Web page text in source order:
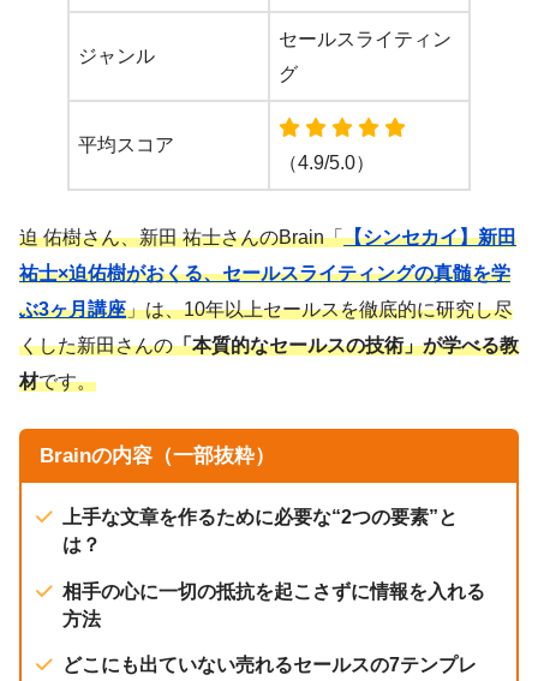
ジャンル
セールスライティン
グ
平均スコア
（4.9/5.0）
迫 佑樹さん、新田 祐士さんのBrain「【シンセカイ】新田
祐士×迫佑樹がおくる、セールスライティングの真髄を学
ぶ3ヶ月講座」は、10年以上セールスを徹底的に研究し尽
くした新田さんの「本質的なセールスの技術」が学べる教
材です。
Brainの内容（一部抜粋）
上手な文章を作るために必要な“2つの要素”と
は？
相手の心に一切の抵抗を起こさずに情報を入れる
方法
どこにも出ていない売れるセールスの7テンプレ